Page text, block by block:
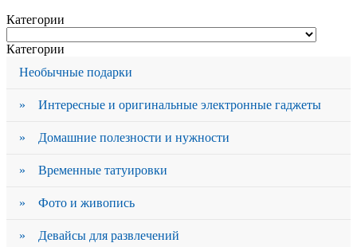
Категории
Категории
Необычные подарки
» Интересные и оригинальные электронные гаджеты
» Домашние полезности и нужности
» Временные татуировки
» Фото и живопись
» Девайсы для развлечений